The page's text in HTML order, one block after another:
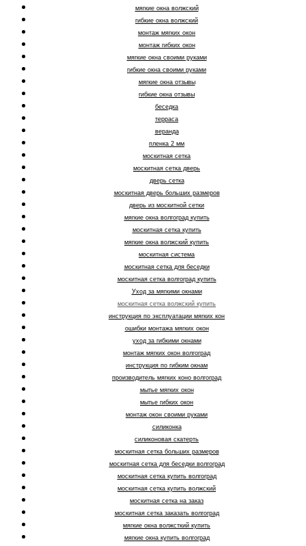
мягкие окна волжский
гибкие окна волжский
монтаж мягких окон
монтаж гибких окон
мягкие окна своими руками
гибкие окна своими руками
мягкие окна отзывы
гибкие окна отзывы
беседка
терраса
веранда
пленка 2 мм
москитная сетка
москитная сетка дверь
дверь сетка
москитная дверь больших размеров
дверь из москитной сетки
мягкие окна волгоград купить
москитная сетка купить
мягкие окна волжский купить
москитная система
москитная сетка для беседки
москитная сетка волгоград купить
Уход за мягкими окнами
москитная сетка волжский купить
инструкция по эксплуатации мягких кон
ошибки монтажа мягких окон
уход за гибкими окнами
монтаж мягких окон волгоград
инструкция по гибким окнам
производитель мягких коно волгоград
мытье мягких окон
мытье гибких окон
монтаж окон своими руками
силиконка
силиконовая скатерть
москитная сетка больших размеров
москитная сетка для беседки волгоград
москитная сетка купить волгоград
москитная сетка купить волжский
москитная сетка на заказ
москитная сетка заказать волгоград
мягкие окна волжсткий купить
мягкие окна купить волгоград